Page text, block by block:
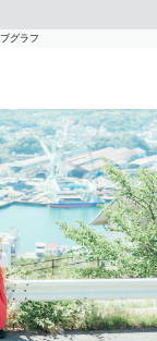
グラフ